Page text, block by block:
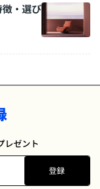
・選び
レゼント
登録